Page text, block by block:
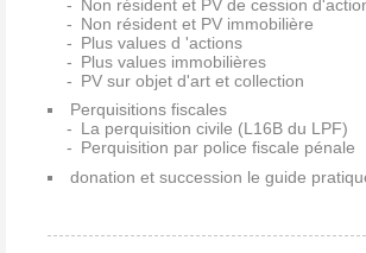
Non résident et PV de cession
Non résident et PV immobilière
Plus values d 'actions
Plus values immobilières
PV sur objet d'art et collection
Perquisitions fiscales
La perquisition civile (L16B du LPF)
Perquisition par police fiscale pénale
donation et succession le guide